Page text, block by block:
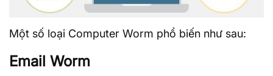
Một số loại Computer Worm phổ biến như sau:
Email Worm